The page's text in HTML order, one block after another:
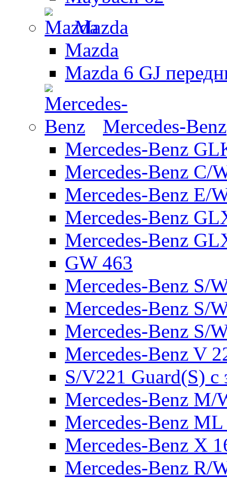
Mazda
Mazda
Mazda 6 GJ
Mercedes-Benz
Mercedes-Benz
Mercedes-Benz C/
Mercedes-Benz E/
Mercedes-Benz
Mercedes-Benz
GW 463
Mercedes-Benz S/
Mercedes-Benz S/
Mercedes-Benz S/
Mercedes-Benz V
S/V221 Guard(S) с
Mercedes-Benz M/
Mercedes-Benz
Mercedes-Benz X
Mercedes-Benz R/